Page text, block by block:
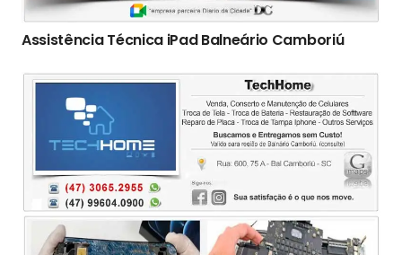
Assistência Técnica iPad Balneário Camboriú